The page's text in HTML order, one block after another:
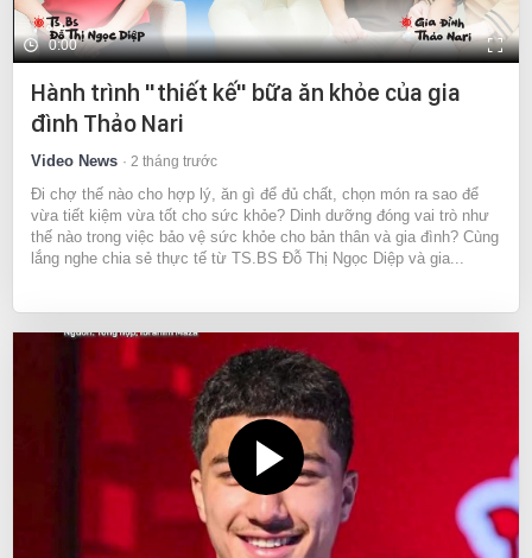
0:00
Hành trình "thiết kế" bữa ăn khỏe của gia
đình Thảo Nari
Video News 2 tháng trước
Đi chợ thế nào cho hợp lý, ăn gì để đủ chất, chọn món ra sao để
vừa tiết kiệm vừa tốt cho sức khỏe? Dinh dưỡng đóng vai trò như
thế nào trong việc bảo vệ sức khỏe cho bản thân và gia đình? Cùng
lắng nghe chia sẻ thực tế từ TS.BS Đỗ Thị Ngọc Diệp và gia...